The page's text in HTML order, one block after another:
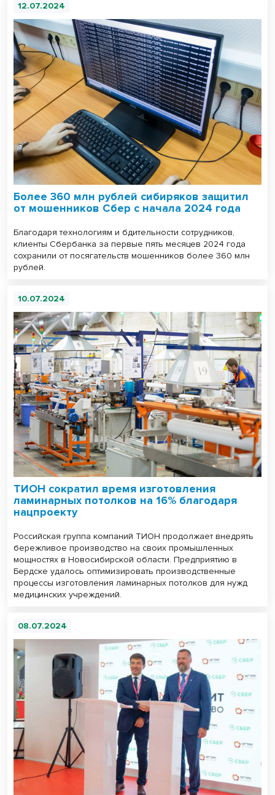
12.07.2024
Более 360 млн рублей сибиряков защитил
от мошенников Сбер с начала 2024 года
Благодаря технологиям и бдительности сотрудников,
клиенты Сбербанка за первые пять месяцев 2024 года
сохранили от посягательств мошенников более 360 млн
рублей.
10.07.2024
ТИОН сократил время изготовления
ламинарных потолков на 16% благодаря
нацпроекту
Российская группа компаний ТИОН продолжает внедрять
бережливое производство на своих промышленных
мощностях в Новосибирской области. Предприятию в
Бердске удалось оптимизировать производственные
процессы изготовления ламинарных потолков для нужд
медицинских учреждений.
08.07.2024